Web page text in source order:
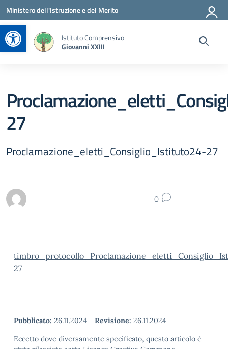
Apri la barra degli strumenti
Vai ai contenuti
Vai al menu di navigazione
Vai al footer
Ministero dell'Istruzione e del Merito
Istituto Comprensivo
Giovanni XXIII
27
Proclamazione_eletti_Consiglio_Istituto24-27
0
27
Pubblicato: 26.11.2024 - Revisione: 26.11.2024
Eccetto dove diversamente specificato, questo articolo è